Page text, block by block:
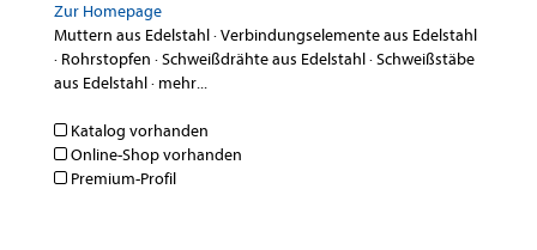
Zur Homepage
Muttern aus Edelstahl·Verbindungselemente aus Edelstahl
· Rohrstopfen ·Schweißdrähte aus Edelstahl·Schweißstäbe
aus Edelstahl· mehr...
Katalog vorhanden
Online-Shop vorhanden
Premium-Profil